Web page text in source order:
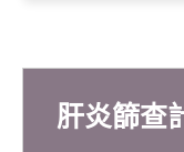
肝炎篩查